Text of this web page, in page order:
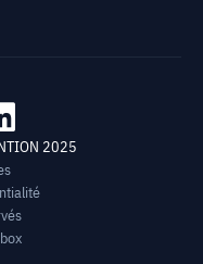
2025